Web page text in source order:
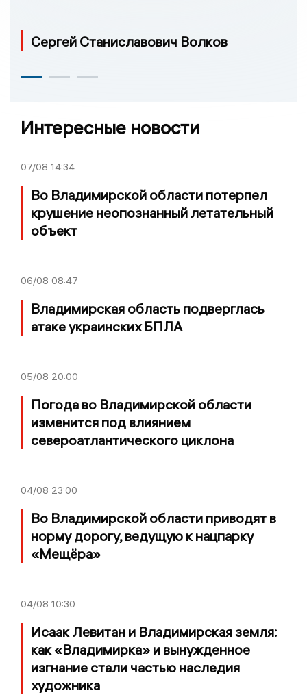
Сергей Станиславович Волков
Интересные новости
07/08 14:34
Во Владимирской области потерпел
крушение неопознанный летательный
объект
06/08 08:47
Владимирская область подверглась
атаке украинских БПЛА
05/08 20:00
Погода во Владимирской области
изменится под влиянием
североатлантического циклона
04/08 23:00
Во Владимирской области приводят в
норму дорогу, ведущую к нацпарку
«Мещёра»
04/08 10:30
Исаак Левитан и Владимирская земля:
как «Владимирка» и вынужденное
изгнание стали частью наследия
художника